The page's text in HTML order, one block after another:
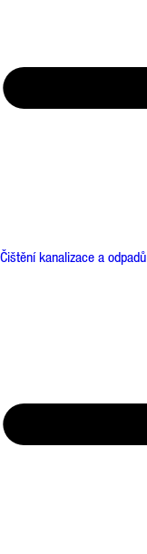
Čištění kanalizace a odpadů